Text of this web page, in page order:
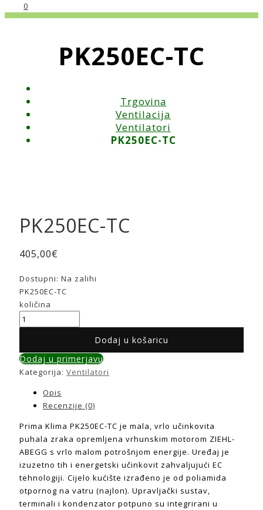
0
PK250EC-TC
Trgovina
Ventilacija
Ventilatori
PK250EC-TC
PK250EC-TC
405,00€
Dostupni: Na zalihi
PK250EC-TC
količina
Dodaj u košaricu
Dodaj u primerjavu
Kategorija: Ventilatori
Opis
Recenzije (0)
Prima Klima PK250EC-TC je mala, vrlo učinkovita
puhala zraka opremljena vrhunskim motorom ZIEHL-
ABEGG s vrlo malom potrošnjom energije. Uređaj je
izuzetno tih i energetski učinkovit zahvaljujući EC
tehnologiji. Cijelo kućište izrađeno je od poliamida
otpornog na vatru (najlon). Upravljački sustav,
terminali i kondenzator potpuno su integrirani u